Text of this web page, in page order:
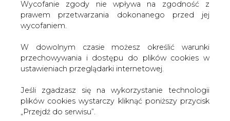
W dowolnym czasie możesz określić warunki
przechowywania i dostępu do plików cookies w
ustawieniach przeglądarki internetowej.
Jeśli zgadzasz się na wykorzystanie technologii
plików cookies wystarczy kliknąć poniższy przycisk
„Przejdź do serwisu”.
Zarząd Agencji Rynku Energii S.A Wydawca portalu
CIRE.pl
norweskich urzędów nadzorujących przemysł naftowy.
Audyt w norweskim biurze PGNiG Norway, oraz w
siedzibie spółek Grupy PGNiG w Polsce, przeprowadził
Bezpieczeństwa w Przemyśle Naftowym.
Przedstawiciele władz norweskich bardzo wysoko ocenili
poziom merytoryczny oraz warunki bezpieczeństwa i
w Sanoku, PNiG Kraków oraz Geofizyce Kraków.
Uzyskanie statusu operatora to ważny etap w realizacji